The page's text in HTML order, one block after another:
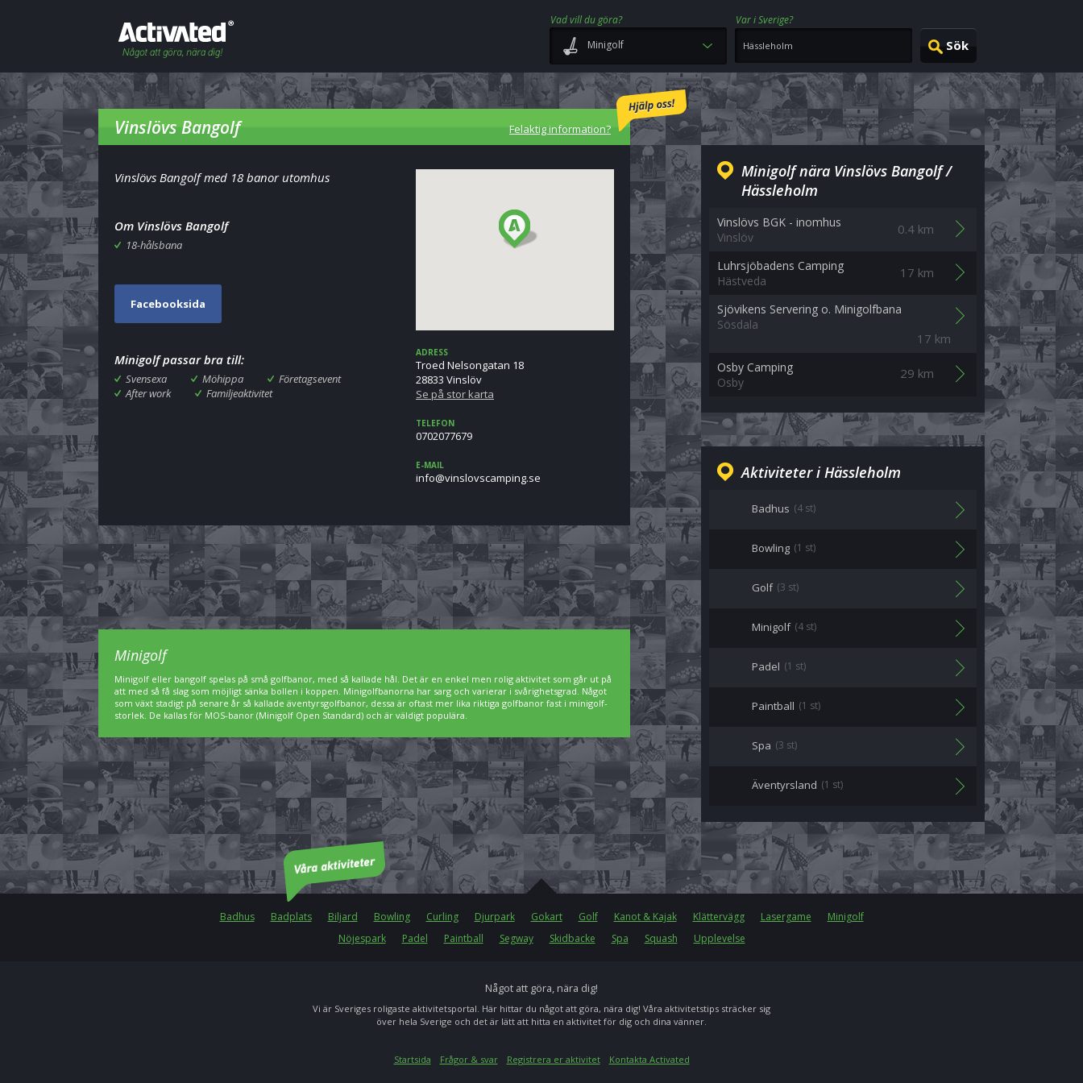
Vad vill du göra?
Var i Sverige?
Minigolf
Vinslövs Bangolf Felaktig information?
Vinslövs Bangolf med 18 banor utomhus
Om Vinslövs Bangolf
18-hålsbana
Facebooksida
Minigolf passar bra till:
Svensexa Möhippa
Företagsevent
After work
Familjeaktivitet
ADRESS
Troed Nelsongatan 18
28833 Vinslöv
Se på stor karta
TELEFON
0702077679
E-MAIL
es.gnipmacsvolsniv@ofni
Minigolf nära Vinslövs Bangolf /
Hässleholm
Vinslövs BGK - inomhus
Vinslöv
0.4 km
Luhrsjöbadens Camping
Hästveda
17 km
Sjövikens Servering o. Minigolfbana
Sösdala
17 km
Osby Camping
Osby
29 km
Aktiviteter i Hässleholm
Badhus (4 st)
Bowling (1 st)
Golf (3 st)
Minigolf (4 st)
Padel (1 st)
Paintball (1 st)
Spa (3 st)
Äventyrsland (1 st)
Minigolf
Minigolf eller bangolf spelas på små golfbanor, med så kallade hål. Det är en enkel men rolig aktivitet som går ut på
att med så få slag som möjligt sänka bollen i koppen. Minigolfbanorna har sarg och varierar i svårighetsgrad. Något
som växt stadigt på senare år så kallade äventyrsgolfbanor, dessa är oftast mer lika riktiga golfbanor fast i minigolf-
storlek. De kallas för MOS-banor (Minigolf Open Standard) och är väldigt populära.
Badhus Badplats Biljard Bowling Curling Djurpark Gokart Golf Kanot & Kajak Klättervägg Lasergame
Minigolf
Nöjespark
Padel Paintball Segway Skidbacke Spa Squash Upplevelse
Något att göra, nära dig!
Vi är Sveriges roligaste aktivitetsportal. Här hittar du något att göra, nära dig! Våra aktivitetstips sträcker sig
över hela Sverige och det är lätt att hitta en aktivitet för dig och dina vänner.
Startsida Frågor & svar Registrera er aktivitet Kontakta Activated